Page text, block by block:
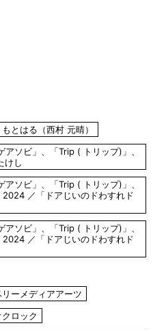
とはる（西村 元晴）
ソビ」、「Trip ( トリップ)」、
けし
ソビ」、「Trip ( トリップ)」、
／「ドアじいのドわすれド
ソビ」、「Trip ( トリップ)」、
／「ドアじいのドわすれド
ーメディアアーツ
ロック